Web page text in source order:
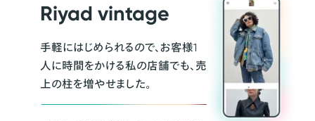
Riyad vintage
手軽にはじめられるので、お客様1
人に時間をかける私の店舗でも、売
上の柱を増やせました。